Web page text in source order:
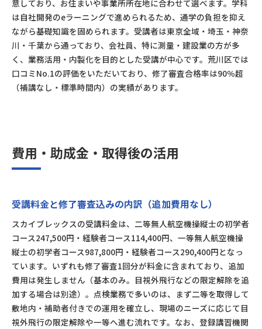
意しており、お住まいや事業所所在地に合わせて選べます。学科
は自社開発のeラーニングで進められるため、通学の負担を抑え
ながら基礎知識を固められます。受講者は東京全域・埼玉・神奈
川・千葉から通っており、会社員、特に測量・建設業の方が多
く、業務活用・内製化を目的とした受講が中心です。荒川区では
口コミNo.1の評価をいただいており、修了審査合格率は90％超
（補講なし・標準時間内）の実績があります。
費用・助成金・取得後の活用
受講料金と修了審査込みの内訳（追加費用なし）
スカイブレックスの受講料金は、二等無人航空機操縦士の初学者
コース247,500円・経験者コース114,400円、一等無人航空機操
縦士の初学者コース987,800円・経験者コース290,400円となっ
ています。いずれも修了審査1回分が料金に含まれており、追加
費用は発生しません（基本のみ。目視外飛行などの限定解除を追
加する場合は別途）。点検業務で多いのは、まず二等を取得して
敷地内・補助者付きでの運用を確立し、現場のニーズに応じて目
視外飛行の限定解除や一等へ進む流れです。なお、登録講習機関